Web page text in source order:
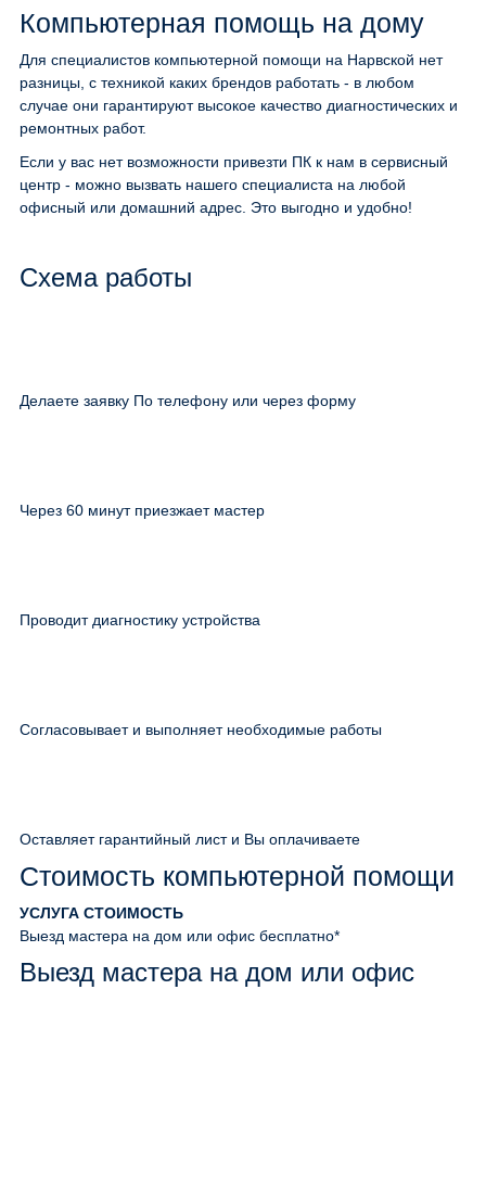
Компьютерная помощь на дому
Для специалистов компьютерной помощи на Нарвской нет
разницы, с техникой каких брендов работать - в любом
случае они гарантируют высокое качество диагностических и
ремонтных работ.
Если у вас нет возможности привезти ПК к нам в сервисный
центр - можно вызвать нашего специалиста на любой
офисный или домашний адрес. Это выгодно и удобно!
Схема работы
Делаете заявку По телефону или через форму
Через 60 минут приезжает мастер
Проводит диагностику устройства
Согласовывает и выполняет необходимые работы
Оставляет гарантийный лист и Вы оплачиваете
Стоимость компьютерной помощи
УСЛУГА СТОИМОСТЬ
Выезд мастера на дом или офис бесплатно*
Выезд мастера на дом или офис